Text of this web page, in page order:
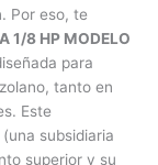
Por eso, te
1/8 HP MODELO
para
tanto en
Este
subsidiaria
superior y su